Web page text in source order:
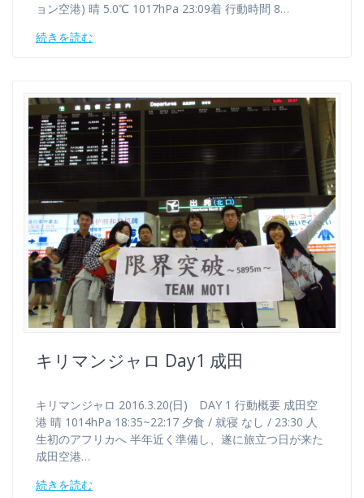
ョン空港) 晴 5.0℃ 1017hPa 23:09着 行動時間 8…
続きを読む
キリマンジャロ Day1 成田
キリマンジャロ 2016.3.20(日) DAY 1 行動概要 成田空
港 晴 1014hPa 18:35~22:17 夕食 / 就寝 なし / 23:30 人
生初のアフリカへ 半年近く準備し、遂に旅立つ日が来た
成田空港…
続きを読む